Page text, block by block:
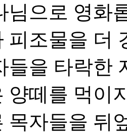
님으로 영화
피조물을 더
들을 타락한
양떼를 먹이
목자들을 뒤